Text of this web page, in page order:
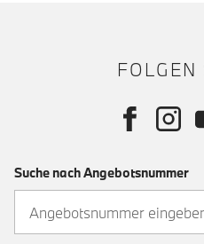
FOLGEN
Suche nach Angebotsnummer